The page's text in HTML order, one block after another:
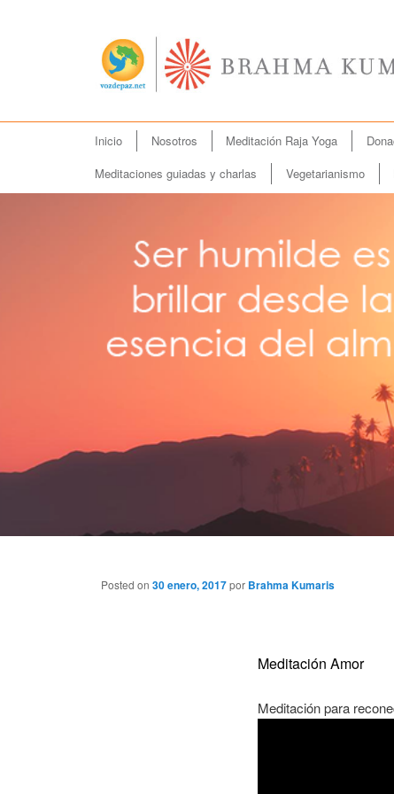
Ir
al
contenido
Inicio Nosotros Meditación Raja Yoga
Meditaciones guiadas y charlas
Vegetarianismo
Meditación Amor
Posted on 30 enero, 2017 por Brahma Kumaris
Meditación para